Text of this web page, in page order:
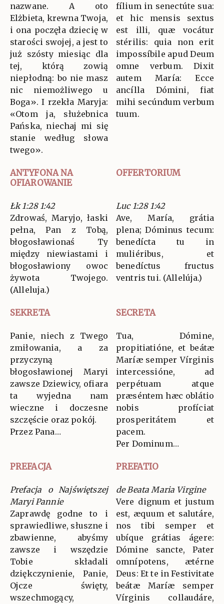
nazwane. A oto
Elżbieta, krewna Twoja,
i ona poczęła dziecię w
starości swojej, a jest to
już szósty miesiąc dla
tej, którą zowią
niepłodną: bo nie masz
nic niemożliwego u
Boga». I rzekła Maryja:
«Otom ja, służebnica
Pańska, niechaj mi się
stanie według słowa
twego».
fílium in senectúte sua:
et hic mensis sextus
est illi, quæ vocátur
stérilis: quia non erit
impossíbile apud Deum
omne verbum. Dixit
autem María: Ecce
ancílla Dómini, fiat
mihi secúndum verbum
tuum.
ANTYFONA NA
OFIAROWANIE
OFFERTORIUM
Łk 1:28 1:42
Zdrowaś, Maryjo, łaski
pełna, Pan z Tobą,
błogosławionaś Ty
między niewiastami i
błogosławiony owoc
żywota Twojego.
(Alleluja.)
Luc 1:28 1:42
Ave, María, grátia
plena; Dóminus tecum:
benedícta tu in
muliéribus, et
benedíctus fructus
ventris tui. (Allelúja.)
SEKRETA SECRETA
Panie, niech z Twego
zmiłowania, a za
przyczyną
błogosławionej Maryi
zawsze Dziewicy, ofiara
ta wyjedna nam
wieczne i doczesne
szczęście oraz pokój.
Przez Pana…
Tua, Dómine,
propitiatióne, et beátæ
Maríæ semper Vírginis
intercessióne, ad
perpétuam atque
præséntem hæc oblátio
nobis profíciat
prosperitátem et
pacem.
Per Dominum…
PREFACJA PREFATIO
Prefacja o Najświętszej
Maryi Pannie
Zaprawdę godne to i
sprawiedliwe, słuszne i
zbawienne, abyśmy
zawsze i wszędzie
Tobie składali
dziękczynienie, Panie,
Ojcze święty,
wszechmogący,
de Beata Maria Virgine
Vere dignum et justum
est, æquum et salutáre,
nos tibi semper et
ubíque grátias ágere:
Dómine sancte, Pater
omnípotens, ætérne
Deus: Et te in Festivitate
beátæ Maríæ semper
Vírginis collaudáre,